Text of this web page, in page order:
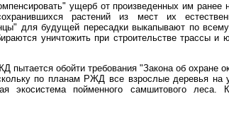
ущерб от произведенных им ранее
растений из мест их
для будущей пересадки выкапывают по
уничтожить при строительстве трассы
пытается обойти требования "Закона об
по планам РЖД все взрослые деревья на
экосистема пойменного самшитового